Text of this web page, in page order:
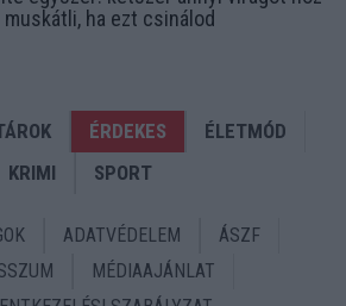
muskátli, ha ezt csinálod
ÉRDEKES
ÉLETMÓD
KRIMI
SPORT
ADATVÉDELEM
ÁSZF
MÉDIAAJÁNLAT